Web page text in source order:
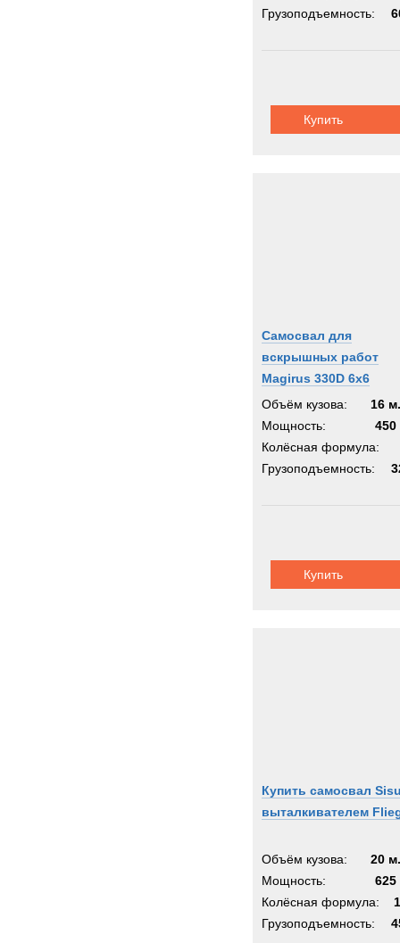
Грузоподъемность:
Купить
Самосвал для
вскрышных работ
Magirus 330D 6x6
Объём кузова:
16
Мощность:
450
Колёсная формула:
Грузоподъемность:
Купить
Купить самосвал
выталкивателем
Объём кузова:
20
Мощность:
625
Колёсная формула:
Грузоподъемность: